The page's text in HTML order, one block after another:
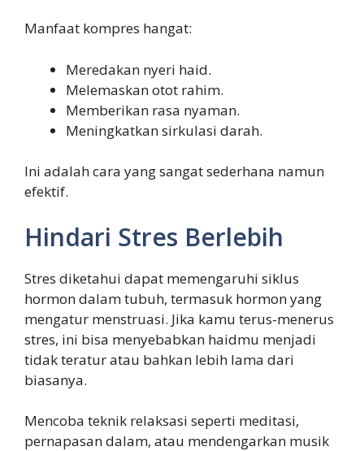
Manfaat kompres hangat:
Meredakan nyeri haid.
Melemaskan otot rahim.
Memberikan rasa nyaman.
Meningkatkan sirkulasi darah.
Ini adalah cara yang sangat sederhana namun
efektif.
Hindari Stres Berlebih
Stres diketahui dapat memengaruhi siklus
hormon dalam tubuh, termasuk hormon yang
mengatur menstruasi. Jika kamu terus-menerus
stres, ini bisa menyebabkan haidmu menjadi
tidak teratur atau bahkan lebih lama dari
biasanya.
Mencoba teknik relaksasi seperti meditasi,
pernapasan dalam, atau mendengarkan musik